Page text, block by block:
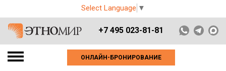
Select Language ▼
+7 495 023-81-81
ОНЛАЙН-БРОНИРОВАНИЕ